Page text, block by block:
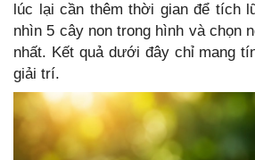
lúc lại cần thêm thời gian để tích
nhìn 5 cây non trong hình và chọn
nhất. Kết quả dưới đây chỉ mang
giải trí.